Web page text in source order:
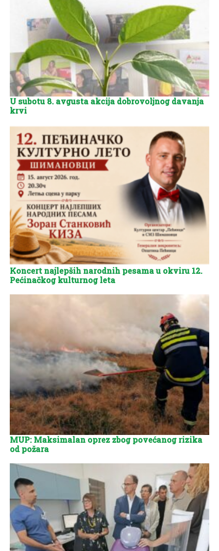
U subotu 8. avgusta akcija dobrovoljnog davanja
krvi
Koncert najlepših narodnih pesama u okviru 12.
Pećinačkog kulturnog leta
MUP: Maksimalan oprez zbog povećanog rizika
od požara